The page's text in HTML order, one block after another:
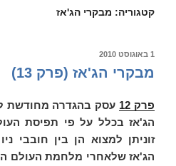
קטגוריה: מבקרי הג'אז
פורסם1 באוגוסט 2010
מבקרי הג'אז (פרק 13)
פרק 12
עסק בהגדרה מחודשת
הג'אז בכלל על פי תפיסת
זוניתן למצוא הן בין חובבי
הג'אז שלאחרי מלחמת העולם